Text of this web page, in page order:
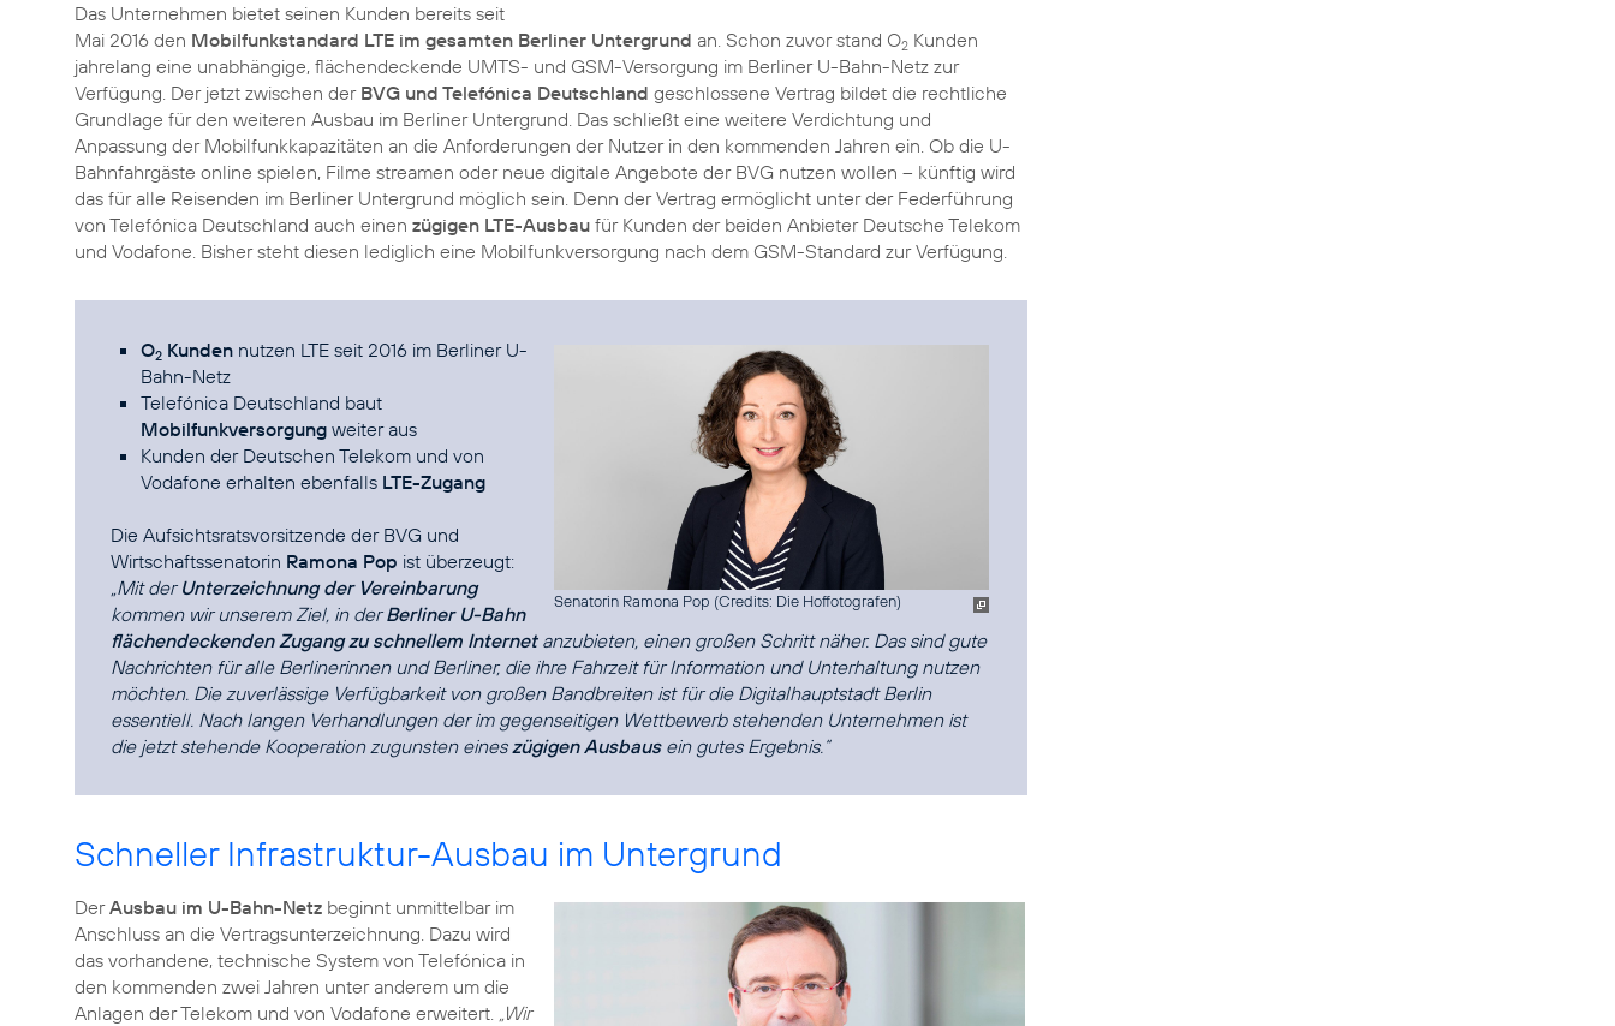
Das Unternehmen bietet seinen Kunden bereits seit
Mai 2016 den Mobilfunkstandard LTE im gesamten Berliner Untergrund an. Schon zuvor stand O2 Kunden
jahrelang eine unabhängige, flächendeckende UMTS- und GSM-Versorgung im Berliner U-Bahn-Netz zur
Verfügung. Der jetzt zwischen der BVG und Telefónica Deutschland geschlossene Vertrag bildet die rechtliche
Grundlage für den weiteren Ausbau im Berliner Untergrund. Das schließt eine weitere Verdichtung und
Anpassung der Mobilfunkkapazitäten an die Anforderungen der Nutzer in den kommenden Jahren ein. Ob die U-
Bahnfahrgäste online spielen, Filme streamen oder neue digitale Angebote der BVG nutzen wollen – künftig wird
das für alle Reisenden im Berliner Untergrund möglich sein. Denn der Vertrag ermöglicht unter der Federführung
von Telefónica Deutschland auch einen zügigen LTE-Ausbau für Kunden der beiden Anbieter Deutsche Telekom
und Vodafone. Bisher steht diesen lediglich eine Mobilfunkversorgung nach dem GSM-Standard zur Verfügung.
Senatorin Ramona Pop (Credits: Die Hoffotografen)
O2 Kunden nutzen LTE seit 2016 im Berliner U-
Bahn-Netz
Telefónica Deutschland baut
Mobilfunkversorgung weiter aus
Kunden der Deutschen Telekom und von
Vodafone erhalten ebenfalls LTE-Zugang
Die Aufsichtsratsvorsitzende der BVG und
Wirtschaftssenatorin Ramona Pop ist überzeugt:
„Mit der Unterzeichnung der Vereinbarung
kommen wir unserem Ziel, in derBerliner U-Bahn
flächendeckenden Zugang zu schnellem Internetanzubieten, einen großen Schritt näher. Das sind gute
Nachrichten für alle Berlinerinnen und Berliner, die ihre Fahrzeit für Information und Unterhaltung nutzen
möchten. Die zuverlässige Verfügbarkeit von großen Bandbreiten ist für die Digitalhauptstadt Berlin
essentiell. Nach langen Verhandlungen der im gegenseitigen Wettbewerb stehenden Unternehmen ist
die jetzt stehende Kooperation zugunsten eineszügigen Ausbausein gutes Ergebnis.“
Schneller Infrastruktur-Ausbau im Untergrund
DerAusbau im U-Bahn-Netz beginnt unmittelbar im
Anschluss an die Vertragsunterzeichnung. Dazu wird
das vorhandene, technische System von Telefónica in
den kommenden zwei Jahren unter anderem um die
Anlagen der Telekom und von Vodafone erweitert. „Wir